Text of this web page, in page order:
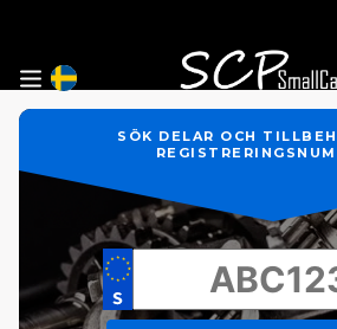
SÖK DELAR OCH